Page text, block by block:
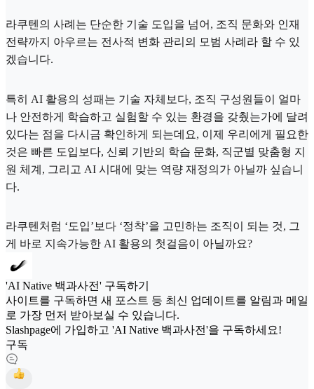
라쿠텐의 사례는 단순한 기술 도입을 넘어, 조직 문화와 인재
전략까지 아우르는 전사적 변화 관리의 모범 사례라 할 수 있
겠습니다.
특히 AI 활용의 성패는 기술 자체보다, 조직 구성원들이 얼마
나 안전하게 학습하고 실험할 수 있는 환경을 갖췄는가에 달려
있다는 점을 다시금 확인하게 되는데요, 이제 우리에게 필요한
것은 빠른 도입보다, 신뢰 기반의 학습 문화, 직군별 맞춤형 지
원 체계, 그리고 AI 시대에 맞는 역량 재정의가 아닐까 싶습니
다.
라쿠텐처럼 ‘도입’보다 ‘정착’을 고민하는 조직이 되는 것, 그
게 바로 지속가능한 AI 활용의 첫걸음이 아닐까요?
'AI Native 백과사전' 구독하기
사이트를 구독하면 새 포스트 등 최신 업데이트를 알림과 메일
로 가장 먼저 받아보실 수 있습니다.
Slashpage에 가입하고 'AI Native 백과사전'을 구독하세요!
구독